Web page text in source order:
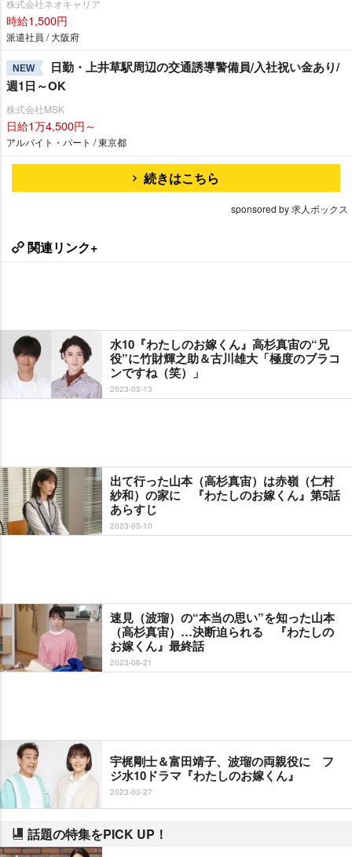
株式会社ネオキャリア
時給1,500円
派遣社員 / 大阪府
NEW
日勤・上井草駅周辺の交通誘導警備員/入社祝い金あり/
週1日～OK
株式会社MSK
日給1万4,500円～
アルバイト・パート / 東京都
続きはこちら
sponsored by 求人ボックス
関連リンク+
水10『わたしのお嫁くん』高杉真宙の“兄
役”に竹財輝之助＆古川雄大「極度のブラコ
ンですね（笑）」
2023-03-13
出て行った山本（高杉真宙）は赤嶺（仁村
紗和）の家に 『わたしのお嫁くん』第5話
あらすじ
2023-05-10
速見（波瑠）の“本当の思い”を知った山本
（高杉真宙）…決断迫られる 『わたしの
お嫁くん』最終話
2023-06-21
宇梶剛士＆富田靖子、波瑠の両親役に フ
ジ水10ドラマ『わたしのお嫁くん』
2023-03-27
話題の特集をPICK UP！